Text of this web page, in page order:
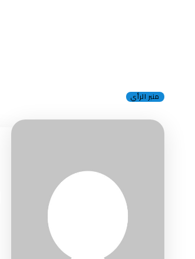
منبر الرأي